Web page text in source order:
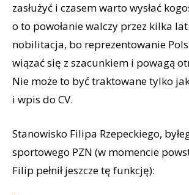
zasłużyć i czasem warto wysłać
o to powołanie walczy przez kilka
nobilitacja, bo reprezentowanie
wiązać się z szacunkiem i powagą
Nie może to być traktowane tylko
i wpis do CV.
Stanowisko Filipa Rzepeckiego,
sportowego PZN (w momencie
Filip pełnił jeszcze tę funkcję):